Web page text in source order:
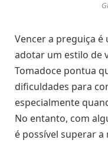
Vencer a preguiça
adotar um estilo de
Tomadoce pontua
dificuldades para
especialmente
No entanto, com
é possível superar